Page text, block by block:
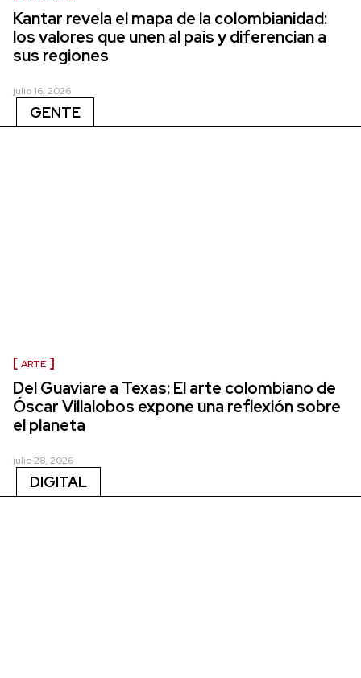
Kantar revela el mapa de la colombianidad:
los valores que unen al país y diferencian a
sus regiones
julio 16, 2026
GENTE
ARTE
Del Guaviare a Texas: El arte colombiano de
Óscar Villalobos expone una reflexión sobre
el planeta
julio 28, 2026
DIGITAL